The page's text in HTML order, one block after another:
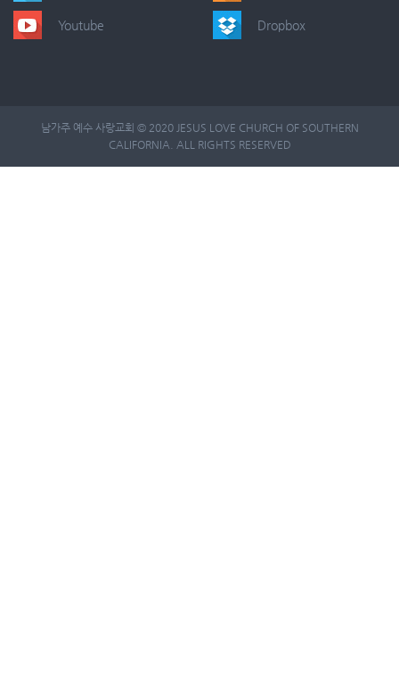
Youtube Dropbox
남가주 예수 사랑교회 © 2020 JESUS LOVE CHURCH OF SOUTHERN
CALIFORNIA. ALL RIGHTS RESERVED